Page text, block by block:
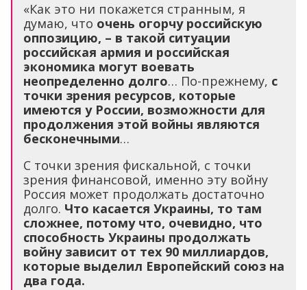
«Как это ни покажется странным, я
думаю, что очень огорчу российскую
оппозицию, – в такой ситуации
российская армия и российская
экономика могут воевать
неопределенно долго… По-прежнему, с
точки зрения ресурсов, которые
имеются у России, возможности для
продолжения этой войны являются
бесконечными…
С точки зрения фискальной, с точки
зрения финансовой, именно эту войну
Россия может продолжать достаточно
долго. Что касается Украины, то там
сложнее, потому что, очевидно, что
способность Украины продолжать
войну зависит от тех 90 миллиардов,
которые выделил Европейский союз на
два года.